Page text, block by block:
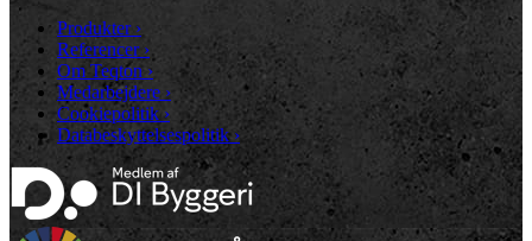
Produkter ›
Referencer ›
Om Teqton ›
Medarbejdere ›
Cookiepolitik ›
Databeskyttelsespolitik›